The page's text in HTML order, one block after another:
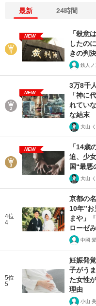
最新 24時間
NEW
「殺意
したの
きの判
鉄人ノ
NEW
3万8千
「神に
れてい
な結末
大山
NEW
「14歳
迫、少
国“最悪
大山
4位
4
京都の
10年”
まや」
ローゼ
中岡
5位
5
妊娠発
子がう
た女性
理由
小山